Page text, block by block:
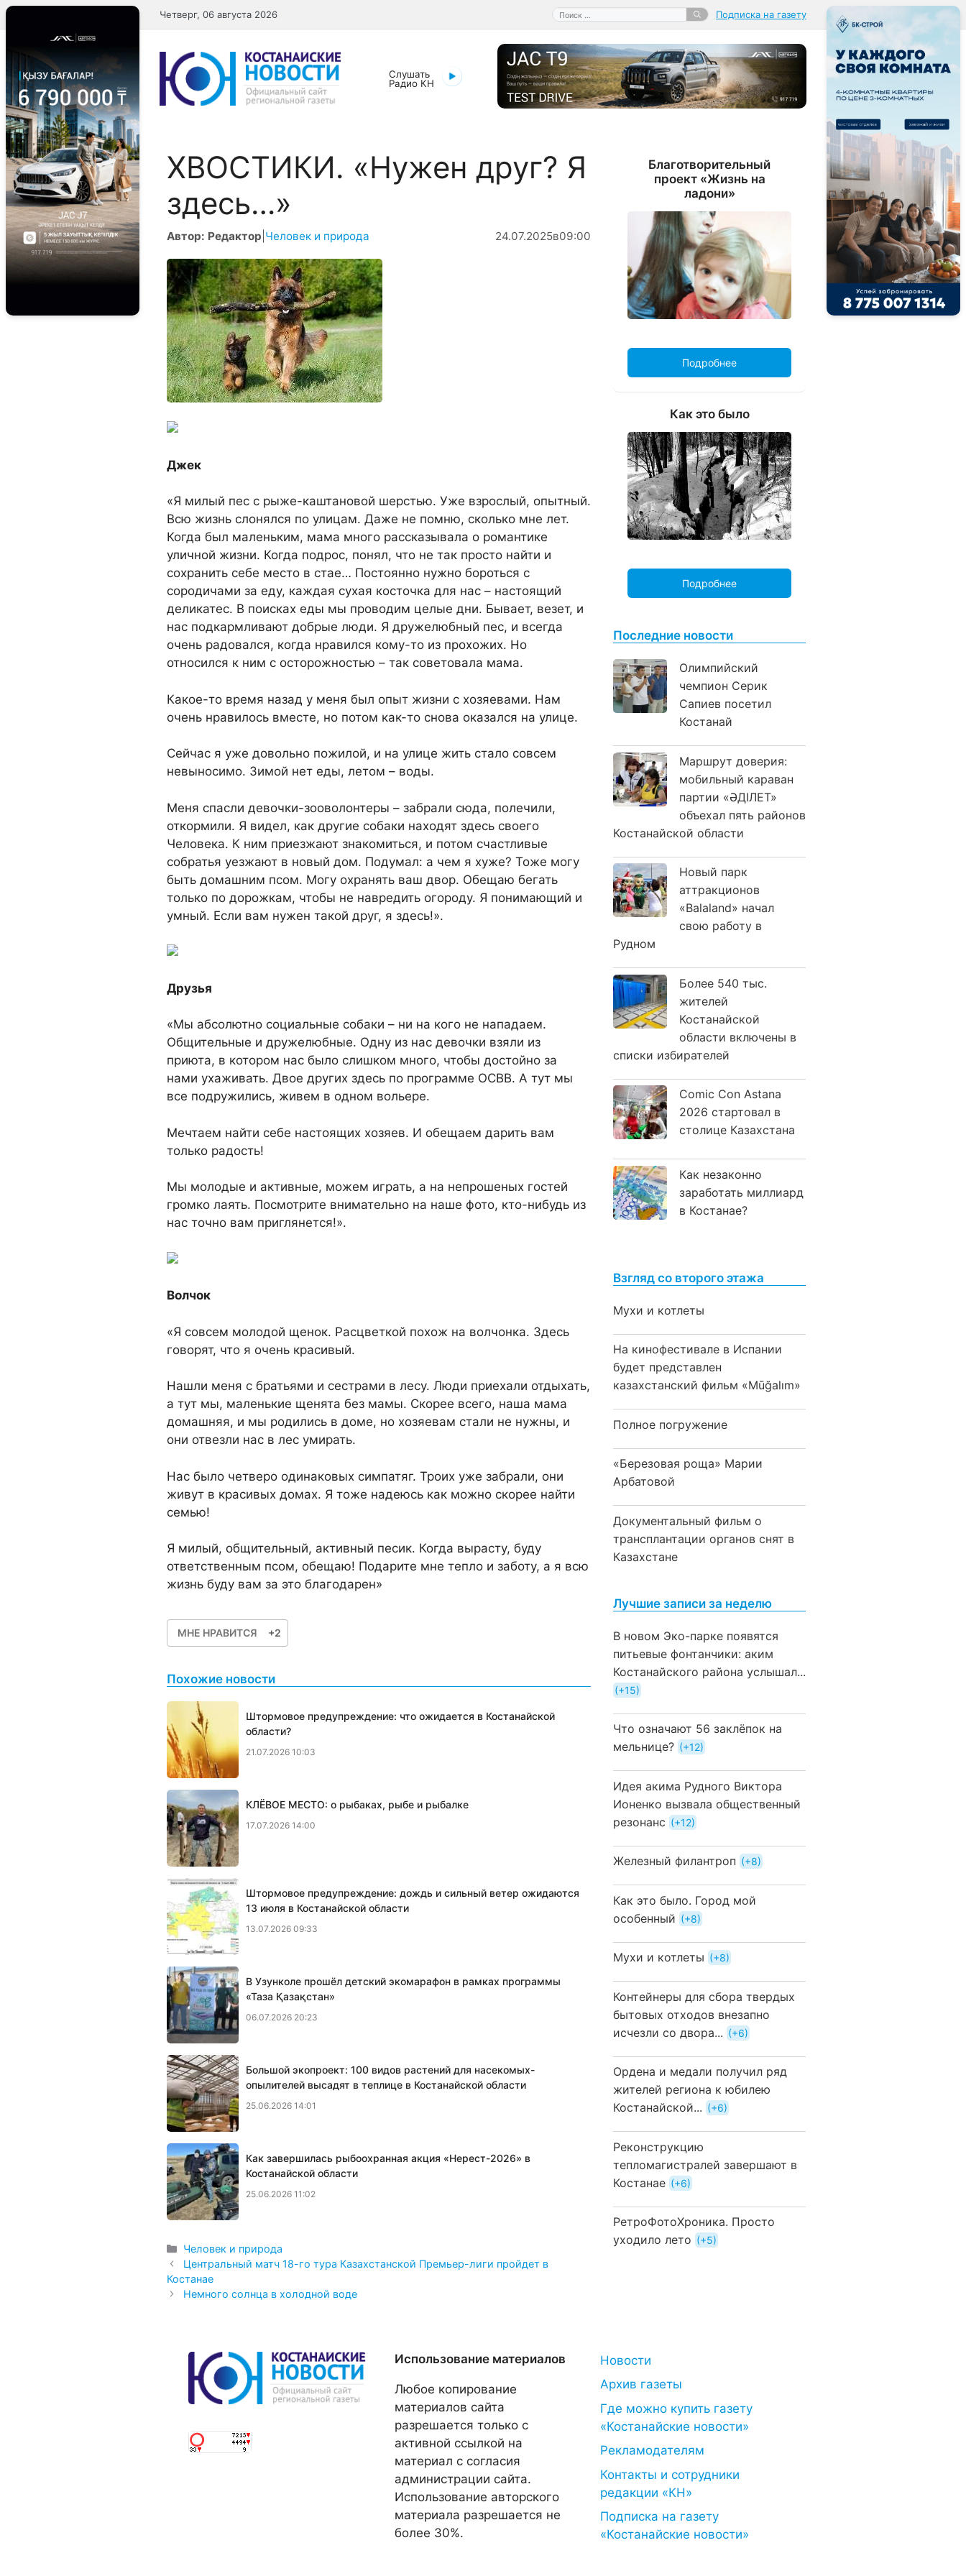
Перейти
к
содержимому
Поиск:
Четверг, 06 августа 2026 Подписка на газету
Слушать
Радио КН
ХВОСТИКИ. «Нужен друг? Я
здесь…»
Автор: Редактор Человек и природа 24.07.2025в09:00
Джек
«Я милый пес с рыже-каштановой шерстью. Уже взрослый, опытный.
Всю жизнь слонялся по улицам. Даже не помню, сколько мне лет.
Когда был маленьким, мама много рассказывала о романтике
уличной жизни. Когда подрос, понял, что не так просто найти и
сохранить себе место в стае… Постоянно нужно бороться с
сородичами за еду, каждая сухая косточка для нас – настоящий
деликатес. В поисках еды мы проводим целые дни. Бывает, везет, и
нас подкармливают добрые люди. Я дружелюбный пес, и всегда
очень радовался, когда нравился кому-то из прохожих. Но
относился к ним с осторожностью – так советовала мама.
Какое-то время назад у меня был опыт жизни с хозяевами. Нам
очень нравилось вместе, но потом как-то снова оказался на улице.
Сейчас я уже довольно пожилой, и на улице жить стало совсем
невыносимо. Зимой нет еды, летом – воды.
Меня спасли девочки-зооволонтеры – забрали сюда, полечили,
откормили. Я видел, как другие собаки находят здесь своего
Человека. К ним приезжают знакомиться, и потом счастливые
собратья уезжают в новый дом. Подумал: а чем я хуже? Тоже могу
быть домашним псом. Могу охранять ваш двор. Обещаю бегать
только по дорожкам, чтобы не навредить огороду. Я понимающий и
умный. Если вам нужен такой друг, я здесь!».
Друзья
«Мы абсолютно социальные собаки – ни на кого не нападаем.
Общительные и дружелюбные. Одну из нас девочки взяли из
приюта, в котором нас было слишком много, чтобы достойно за
нами ухаживать. Двое других здесь по программе ОСВВ. А тут мы
все подружились, живем в одном вольере.
Мечтаем найти себе настоящих хозяев. И обещаем дарить вам
только радость!
Мы молодые и активные, можем играть, а на непрошеных гостей
громко лаять. Посмотрите внимательно на наше фото, кто-нибудь из
нас точно вам приглянется!».
Волчок
«Я совсем молодой щенок. Расцветкой похож на волчонка. Здесь
говорят, что я очень красивый.
Нашли меня с братьями и сестрами в лесу. Люди приехали отдыхать,
а тут мы, маленькие щенята без мамы. Скорее всего, наша мама
домашняя, и мы родились в доме, но хозяевам стали не нужны, и
они отвезли нас в лес умирать.
Нас было четверо одинаковых симпатяг. Троих уже забрали, они
живут в красивых домах. Я тоже надеюсь как можно скорее найти
семью!
Я милый, общительный, активный песик. Когда вырасту, буду
ответственным псом, обещаю! Подарите мне тепло и заботу, а я всю
жизнь буду вам за это благодарен»
МНЕ НРАВИТСЯ +2
Похожие новости
Штормовое предупреждение: что ожидается в Костанайской
области?
21.07.2026 10:03
КЛЁВОЕ МЕСТО: о рыбаках, рыбе и рыбалке
17.07.2026 14:00
Штормовое предупреждение: дождь и сильный ветер ожидаются
13 июля в Костанайской области
13.07.2026 09:33
В Узунколе прошёл детский экомарафон в рамках программы
«Таза Қазақстан»
06.07.2026 20:23
Большой экопроект: 100 видов растений для насекомых-
опылителей высадят в теплице в Костанайской области
25.06.2026 14:01
Как завершилась рыбоохранная акция «Нерест-2026» в
Костанайской области
25.06.2026 11:02
Рубрики
Человек и природа
Центральный матч 18-го тура Казахстанской Премьер-лиги пройдет в
Костанае
Немного солнца в холодной воде
Благотворительный
проект «Жизнь на
ладони»
Подробнее
Как это было
Подробнее
Последние новости
Олимпийский
чемпион Серик
Сапиев посетил
Костанай
Маршрут доверия:
мобильный караван
партии «ӘДІЛЕТ»
объехал пять районов
Костанайской области
Новый парк
аттракционов
«Balaland» начал
свою работу в
Рудном
Более 540 тыс.
жителей
Костанайской
области включены в
списки избирателей
Comic Con Astana
2026 стартовал в
столице Казахстана
Как незаконно
заработать миллиард
в Костанае?
Взгляд со второго этажа
Мухи и котлеты
На кинофестивале в Испании
будет представлен
казахстанский фильм «Mūğalım»
Полное погружение
«Березовая роща» Марии
Арбатовой
Документальный фильм о
трансплантации органов снят в
Казахстане
Лучшие записи за неделю
В новом Эко-парке появятся
питьевые фонтанчики: аким
Костанайского района услышал...
+15
Что означают 56 заклёпок на
мельнице?
+12
Идея акима Рудного Виктора
Ионенко вызвала общественный
резонанс
+12
Железный филантроп +8
Как это было. Город мой
особенный
+8
Мухи и котлеты +8
Контейнеры для сбора твердых
бытовых отходов внезапно
исчезли со двора...
+6
Ордена и медали получил ряд
жителей региона к юбилею
Костанайской...
+6
Реконструкцию
тепломагистралей завершают в
Костанае
+6
РетроФотоХроника. Просто
уходило лето
+5
Использование материалов
Любое копирование
материалов сайта
разрешается только с
активной ссылкой на
материал с согласия
администрации сайта.
Использование авторского
материала разрешается не
более 30%.
Новости
Архив газеты
Где можно купить газету
«Костанайские новости»
Рекламодателям
Контакты и сотрудники
редакции «КН»
Подписка на газету
«Костанайские новости»